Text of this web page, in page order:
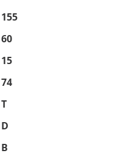
155
60
15
74
T
D
B